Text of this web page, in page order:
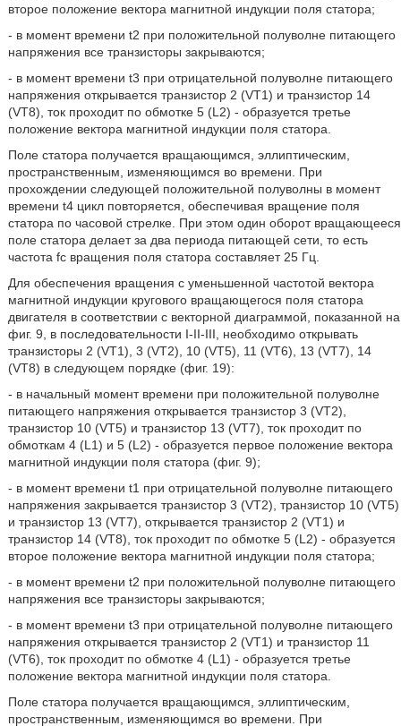
второе положение вектора магнитной индукции поля статора;
- в момент времени t2 при положительной полуволне питающего
напряжения все транзисторы закрываются;
- в момент времени t3 при отрицательной полуволне питающего
напряжения открывается транзистор 2 (VT1) и транзистор 14
(VT8), ток проходит по обмотке 5 (L2) - образуется третье
положение вектора магнитной индукции поля статора.
Поле статора получается вращающимся, эллиптическим,
пространственным, изменяющимся во времени. При
прохождении следующей положительной полуволны в момент
времени t4 цикл повторяется, обеспечивая вращение поля
статора по часовой стрелке. При этом один оборот вращающееся
поле статора делает за два периода питающей сети, то есть
частота fc вращения поля статора составляет 25 Гц.
Для обеспечения вращения с уменьшенной частотой вектора
магнитной индукции кругового вращающегося поля статора
двигателя в соответствии с векторной диаграммой, показанной на
фиг. 9, в последовательности I-II-III, необходимо открывать
транзисторы 2 (VT1), 3 (VT2), 10 (VT5), 11 (VT6), 13 (VT7), 14
(VT8) в следующем порядке (фиг. 19):
- в начальный момент времени при положительной полуволне
питающего напряжения открывается транзистор 3 (VT2),
транзистор 10 (VT5) и транзистор 13 (VT7), ток проходит по
обмоткам 4 (L1) и 5 (L2) - образуется первое положение вектора
магнитной индукции поля статора (фиг. 9);
- в момент времени t1 при отрицательной полуволне питающего
напряжения закрывается транзистор 3 (VT2), транзистор 10 (VT5)
и транзистор 13 (VT7), открывается транзистор 2 (VT1) и
транзистор 14 (VT8), ток проходит по обмотке 5 (L2) - образуется
второе положение вектора магнитной индукции поля статора;
- в момент времени t2 при положительной полуволне питающего
напряжения все транзисторы закрываются;
- в момент времени t3 при отрицательной полуволне питающего
напряжения открывается транзистор 2 (VT1) и транзистор 11
(VT6), ток проходит по обмотке 4 (L1) - образуется третье
положение вектора магнитной индукции поля статора.
Поле статора получается вращающимся, эллиптическим,
пространственным, изменяющимся во времени. При